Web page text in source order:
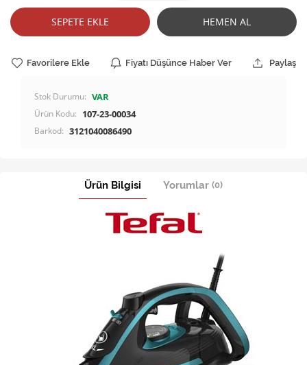
SEPETE EKLE HEMEN AL
Favorilere Ekle Fiyatı Düşünce Haber Ver Paylaş
Stok Durumu: VAR
Ürün Kodu: 107-23-00034
Barkod: 3121040086490
Ürün Bilgisi Yorumlar (0)